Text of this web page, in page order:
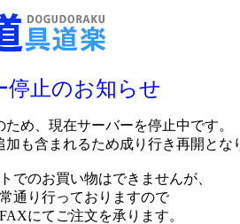
停止のお知らせ
め、現在サーバーを停止中です。
も含まれるため成り行き再開とな
でのお買い物はできませんが、
通り行っておりますので
にてご注文を承ります。